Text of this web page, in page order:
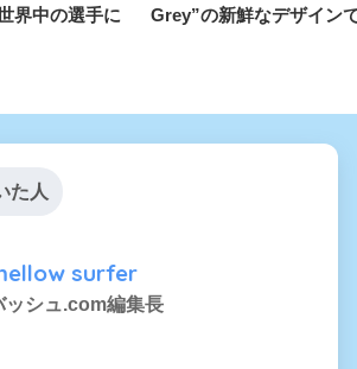
界中の選手に
Grey”の新鮮なデザイン
た人
surfer
ッシュ.com編集長